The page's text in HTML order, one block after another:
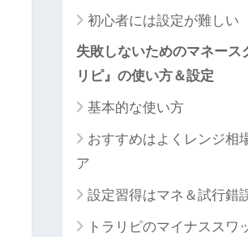
初心者には設定が難しい
失敗しないためのマネース
リピ』の使い方＆設定
基本的な使い方
おすすめはよくレンジ相
ア
設定習得はマネ＆試行錯
トラリピのマイナススワ